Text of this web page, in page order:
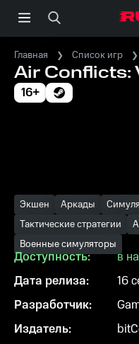
Главная Список игр
Air Conflicts:
16+
Экшен Аркады
Тактические стратегии
Военные симуляторы
Доступность:
в
Дата релиза:
16
Разработчик:
Издатель: